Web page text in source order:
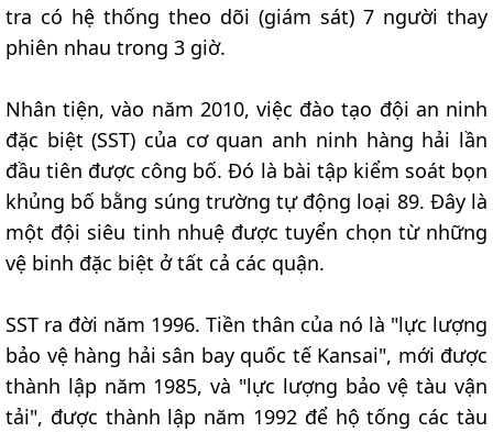
tra có hệ thống theo dõi (giám sát) 7 người thay
phiên nhau trong 3 giờ.
Nhân tiện, vào năm 2010, việc đào tạo đội an ninh
đặc biệt (SST) của cơ quan anh ninh hàng hải lần
đầu tiên được công bố. Đó là bài tập kiểm soát bọn
khủng bố bằng súng trường tự động loại 89. Đây là
một đội siêu tinh nhuệ được tuyển chọn từ những
vệ binh đặc biệt ở tất cả các quận.
SST ra đời năm 1996. Tiền thân của nó là "lực lượng
bảo vệ hàng hải sân bay quốc tế Kansai", mới được
thành lập năm 1985, và "lực lượng bảo vệ tàu vận
tải", được thành lập năm 1992 để hộ tống các tàu